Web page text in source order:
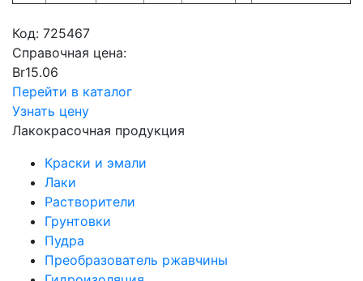
Код: 725467
Справочная цена:
Br15.06
Перейти в каталог
Узнать цену
Лакокрасочная продукция
Краски и эмали
Лаки
Растворители
Грунтовки
Пудра
Преобразователь ржавчины